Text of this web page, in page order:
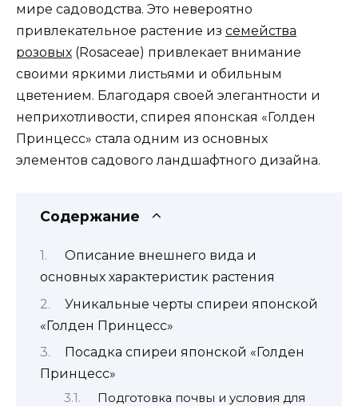
мире садоводства. Это невероятно
привлекательное растение из семейства
розовых (Rosaceae) привлекает внимание
своими яркими листьями и обильным
цветением. Благодаря своей элегантности и
неприхотливости, спирея японская «Голден
Принцесс» стала одним из основных
элементов садового ландшафтного дизайна.
Содержание
Описание внешнего вида и
основных характеристик растения
Уникальные черты спиреи японской
«Голден Принцесс»
Посадка спиреи японской «Голден
Принцесс»
Подготовка почвы и условия для